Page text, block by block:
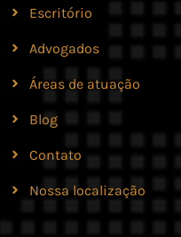
Escritório
Advogados
Áreas de atuação
Blog
Contato
Nossa localização